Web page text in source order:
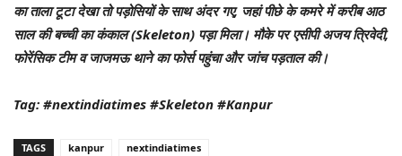
का ताला टूटा देखा तो पड़ोसियों के साथ अंदर गए, जहां पीछे के कमरे में करीब आठ
साल की बच्ची का कंकाल (Skeleton) पड़ा मिला। मौके पर एसीपी अजय त्रिवेदी,
फोरेंसिक टीम व जाजमऊ थाने का फोर्स पहुंचा और जांच पड़ताल की।
Tag: #nextindiatimes #Skeleton #Kanpur
TAGS kanpur nextindiatimes